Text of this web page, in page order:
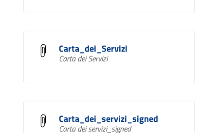
Carta_dei_Servizi
Carta dei Servizi
Carta_dei_servizi_signed
Carta dei servizi_signed